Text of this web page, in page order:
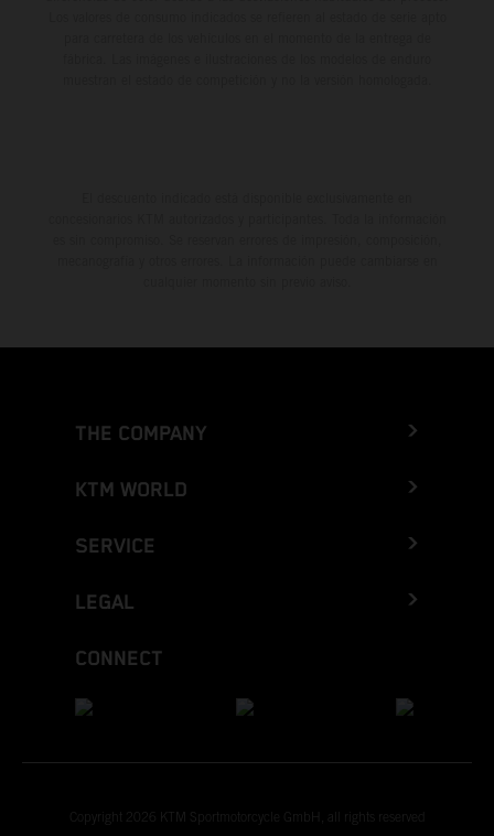
THE COMPANY
KTM WORLD
SERVICE
LEGAL
CONNECT
Copyright 2026 KTM Sportmotorcycle GmbH, all rights reserved